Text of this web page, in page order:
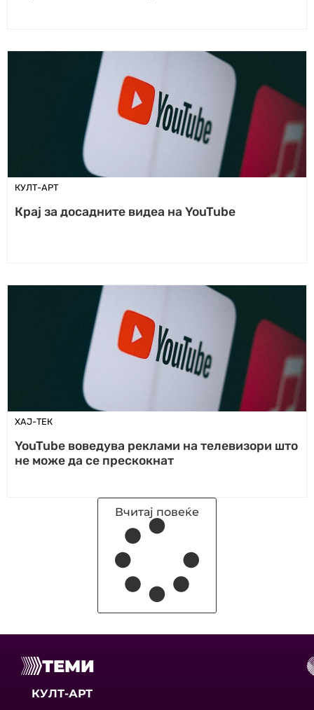
КУЛТ-АРТ
Крај за досадните видеа на YouTube
ХАЈ-ТЕК
YouTube воведува реклами на телевизори што
не може да се прескокнат
Вчитај повеќе
ТЕМИ
КУЛТ-АРТ